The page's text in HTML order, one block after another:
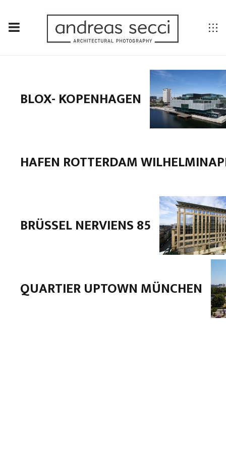
BLOX- KOPENHAGEN
HAFEN ROTTERDAM
BRÜSSEL NERVIENS 85
QUARTIER UPTOWN MÜNCHEN